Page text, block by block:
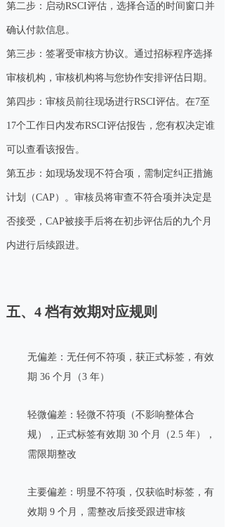
第二步：启动RSCI评估，选择合适的时间窗口并
确认付款信息。
第三步：签署受审核方协议。通过招标程序选择
审核机构，审核机构将与您协作安排评估日期。
第四步：审核员前往现场进行RSCI评估。在7至
17个工作日内发布RSCI评估报告，您有权决定谁
可以查看该报告。
第五步：如现场发现不符合项，需制定纠正措施
计划（CAP）。审核员将审查不符合项并决定是
否接受，CAP被接手后将在初步评估后的九个月
内进行后续跟进。
五、4 档有效期对应规则
无偏差：无任何不符项，获正式标签，有效
期 36 个月（3 年）
轻微偏差：轻微不符项（不影响整体合
规），正式标签有效期 30 个月（2.5 年），
需限期整改
主要偏差：明显不符项，仅获临时标签，有
效期 9 个月，需整改后接受跟进审核